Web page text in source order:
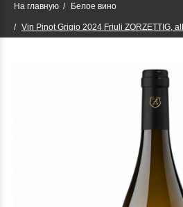
На главную Белое вино
Vin Pinot Grigio 2024 Friuli ZORZETTIG,